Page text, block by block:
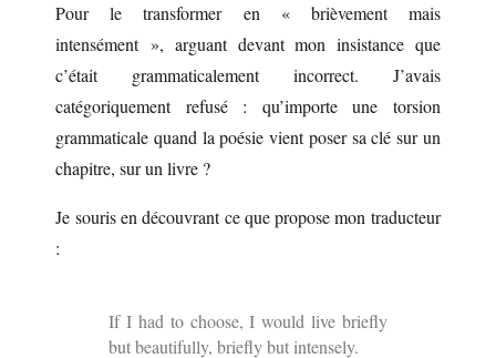
Pour le transformer en « brièvement mais
intensément », arguant devant mon insistance que
c’était grammaticalement incorrect. J’avais
catégoriquement refusé : qu’importe une torsion
grammaticale quand la poésie vient poser sa clé sur un
chapitre, sur un livre ?
Je souris en découvrant ce que propose mon traducteur
:
If I had to choose, I would live briefly
but beautifully, briefly but intensely.